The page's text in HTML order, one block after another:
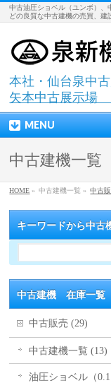
中古油圧ショベル（ユンボ）、
どの良質な中古建機の売買、
本社・仙台泉中
矢本中古展示場
MENU
中古建機一覧
HOME » 中古建機一覧 » 中古
キーワードから中古
中古建機 在庫一覧
中古販売 (29)
中古建機一覧 (13)
油圧ショベル（